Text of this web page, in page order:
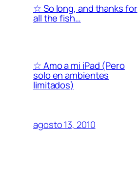
☆ So long, and thanks for
all the fish…
☆ Amo a mi iPad (Pero
solo en ambientes
limitados)
agosto 13, 2010